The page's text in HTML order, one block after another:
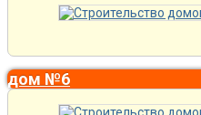
дом №6